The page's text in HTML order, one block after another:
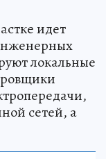
идет
локальные
сетей, а